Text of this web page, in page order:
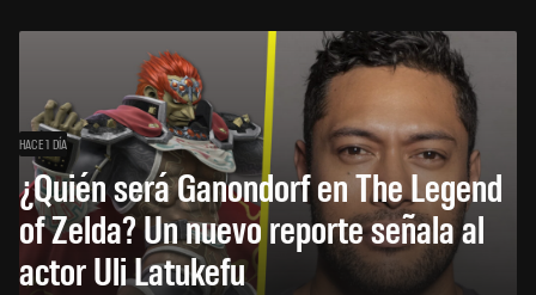
HACE 1 DÍA
¿Quién será Ganondorf en The Legend
of Zelda? Un nuevo reporte señala al
actor Uli Latukefu